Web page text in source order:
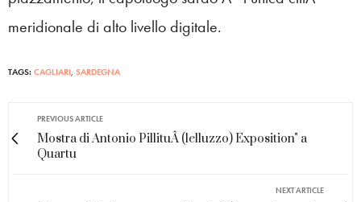
meridionale di alto livello digitale.
TAGS: CAGLIARI, SARDEGNA
PREVIOUS ARTICLE
Mostra di Antonio PillituÂ (lelluzzo) Exposition" a
Quartu
NEXT ARTICLE